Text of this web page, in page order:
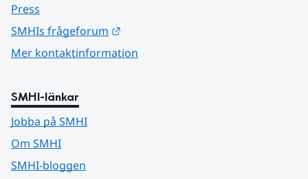
Press
SMHIs frågeforum
Mer kontaktinformation
SMHI-länkar
Jobba på SMHI
Om SMHI
SMHI-bloggen